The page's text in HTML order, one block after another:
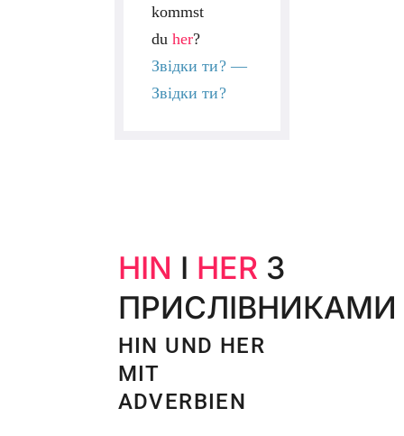
kommst
du her?
Звідки ти? —
Звідки ти?
HIN І HER З
ПРИСЛІВНИКАМИ
HIN UND HER
MIT
ADVERBIEN